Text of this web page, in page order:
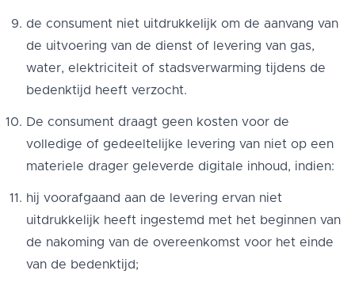
de consument niet uitdrukkelijk om de aanvang van
de uitvoering van de dienst of levering van gas,
water, elektriciteit of stadsverwarming tijdens de
bedenktijd heeft verzocht.
De consument draagt geen kosten voor de
volledige of gedeeltelijke levering van niet op een
materiele drager geleverde digitale inhoud, indien:
hij voorafgaand aan de levering ervan niet
uitdrukkelijk heeft ingestemd met het beginnen van
de nakoming van de overeenkomst voor het einde
van de bedenktijd;